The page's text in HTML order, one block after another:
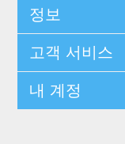
정보
고객 서비스
내 계정